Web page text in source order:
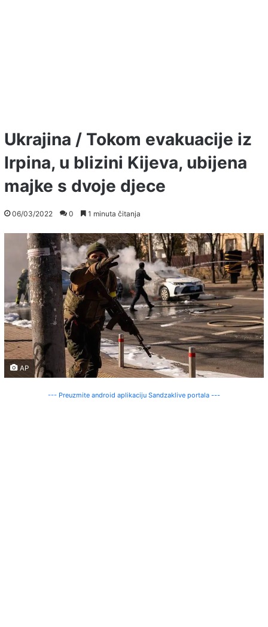
Ukrajina / Tokom evakuacije iz
Irpina, u blizini Kijeva, ubijena
majke s dvoje djece
06/03/2022 0 1 minuta čitanja
AP
--- Preuzmite android aplikaciju Sandzaklive portala ---